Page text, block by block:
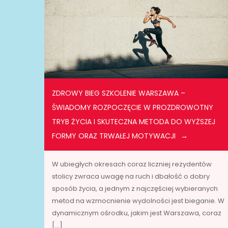
ZDROWY BIEG SZKOLENIE WARSZAWA –
ŚWIADOMY ROZPOCZĘCIE W PROZDROWOTNY
TRYB ŻYCIA I SKUTECZNA METODA DO WYŻSZEJ
FORMY ORAZ TRWAŁEJ MOTYWACJI
W ubiegłych okresach coraz liczniej rezydentów
stolicy zwraca uwagę na ruch i dbałość o dobry
sposób życia, a jednym z najczęściej wybieranych
metod na wzmocnienie wydolności jest bieganie. W
dynamicznym ośrodku, jakim jest Warszawa, coraz
[…]